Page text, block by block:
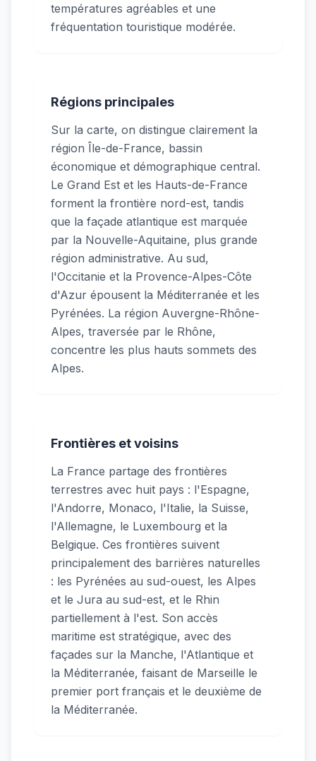
températures agréables et une
fréquentation touristique modérée.
Régions principales
Sur la carte, on distingue clairement la
région Île-de-France, bassin
économique et démographique central.
Le Grand Est et les Hauts-de-France
forment la frontière nord-est, tandis
que la façade atlantique est marquée
par la Nouvelle-Aquitaine, plus grande
région administrative. Au sud,
l'Occitanie et la Provence-Alpes-Côte
d'Azur épousent la Méditerranée et les
Pyrénées. La région Auvergne-Rhône-
Alpes, traversée par le Rhône,
concentre les plus hauts sommets des
Alpes.
Frontières et voisins
La France partage des frontières
terrestres avec huit pays : l'Espagne,
l'Andorre, Monaco, l'Italie, la Suisse,
l'Allemagne, le Luxembourg et la
Belgique. Ces frontières suivent
principalement des barrières naturelles
: les Pyrénées au sud-ouest, les Alpes
et le Jura au sud-est, et le Rhin
partiellement à l'est. Son accès
maritime est stratégique, avec des
façades sur la Manche, l'Atlantique et
la Méditerranée, faisant de Marseille le
premier port français et le deuxième de
la Méditerranée.